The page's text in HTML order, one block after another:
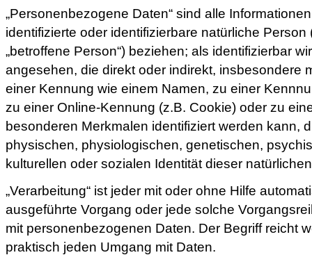
„Personenbezogene Daten“ sind alle
identifizierte oder identifizierbare natürliche Person
„betroffene Person“) beziehen; als identifizierbar
angesehen, die direkt oder indirekt, insbesondere
einer Kennung wie einem Namen, zu einer
zu einer Online-Kennung (z.B. Cookie) oder zu
besonderen Merkmalen identifiziert werden kann,
physischen, physiologischen, genetischen,
kulturellen oder sozialen Identität dieser
„Verarbeitung“ ist jeder mit oder ohne Hilfe
ausgeführte Vorgang oder jede solche
mit personenbezogenen Daten. Der Begriff reicht
praktisch jeden Umgang mit Daten.